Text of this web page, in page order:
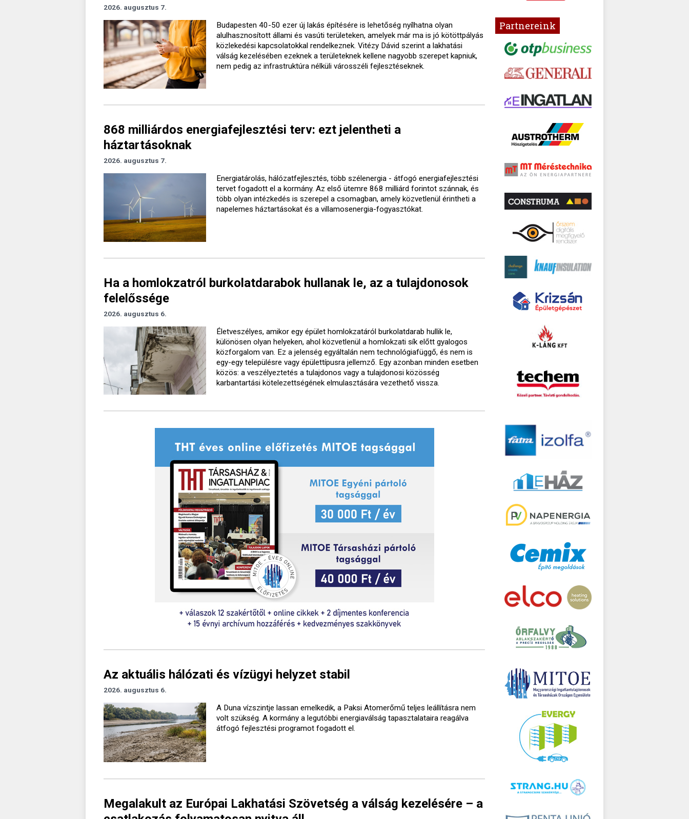
2026. augusztus 7.
Budapesten 40-50 ezer új lakás építésére is lehetőség nyílhatna olyan
alulhasznosított állami és vasúti területeken, amelyek már ma is jó kötöttpályás
közlekedési kapcsolatokkal rendelkeznek. Vitézy Dávid szerint a lakhatási
válság kezelésében ezeknek a területeknek kellene nagyobb szerepet kapniuk,
nem pedig az infrastruktúra nélküli városszéli fejlesztéseknek.
868 milliárdos energiafejlesztési terv: ezt jelentheti a
háztartásoknak
2026. augusztus 7.
Energiatárolás, hálózatfejlesztés, több szélenergia - átfogó energiafejlesztési
tervet fogadott el a kormány. Az első ütemre 868 milliárd forintot szánnak, és
több olyan intézkedés is szerepel a csomagban, amely közvetlenül érintheti a
napelemes háztartásokat és a villamosenergia-fogyasztókat.
Ha a homlokzatról burkolatdarabok hullanak le, az a tulajdonosok
felelőssége
2026. augusztus 6.
Életveszélyes, amikor egy épület homlokzatáról burkolatdarab hullik le,
különösen olyan helyeken, ahol közvetlenül a homlokzati sík előtt gyalogos
közforgalom van. Ez a jelenség egyáltalán nem technológiafüggő, és nem is
egy-egy településre vagy épülettípusra jellemző. Egy azonban minden esetben
közös: a veszélyeztetés a tulajdonos vagy a tulajdonosi közösség
karbantartási kötelezettségének elmulasztására vezethető vissza.
Az aktuális hálózati és vízügyi helyzet stabil
2026. augusztus 6.
A Duna vízszintje lassan emelkedik, a Paksi Atomerőmű teljes leállításra nem
volt szükség. A kormány a legutóbbi energiaválság tapasztalataira reagálva
átfogó fejlesztési programot fogadott el.
Megalakult az Európai Lakhatási Szövetség a válság kezelésére – a
Partnereink